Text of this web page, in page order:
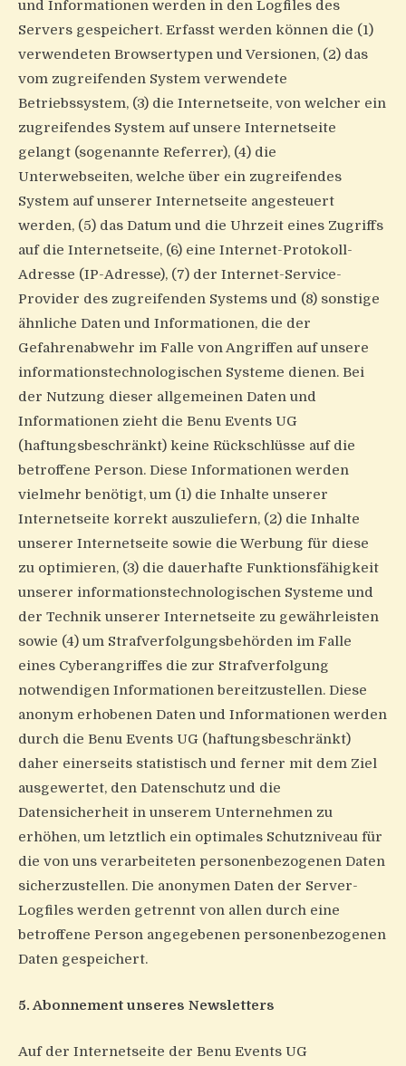
und Informationen werden in den Logfiles des
Servers gespeichert. Erfasst werden können die (1)
verwendeten Browsertypen und Versionen, (2) das
vom zugreifenden System verwendete
Betriebssystem, (3) die Internetseite, von welcher ein
zugreifendes System auf unsere Internetseite
gelangt (sogenannte Referrer), (4) die
Unterwebseiten, welche über ein zugreifendes
System auf unserer Internetseite angesteuert
werden, (5) das Datum und die Uhrzeit eines Zugriffs
auf die Internetseite, (6) eine Internet-Protokoll-
Adresse (IP-Adresse), (7) der Internet-Service-
Provider des zugreifenden Systems und (8) sonstige
ähnliche Daten und Informationen, die der
Gefahrenabwehr im Falle von Angriffen auf unsere
informationstechnologischen Systeme dienen. Bei
der Nutzung dieser allgemeinen Daten und
Informationen zieht die Benu Events UG
(haftungsbeschränkt) keine Rückschlüsse auf die
betroffene Person. Diese Informationen werden
vielmehr benötigt, um (1) die Inhalte unserer
Internetseite korrekt auszuliefern, (2) die Inhalte
unserer Internetseite sowie die Werbung für diese
zu optimieren, (3) die dauerhafte Funktionsfähigkeit
unserer informationstechnologischen Systeme und
der Technik unserer Internetseite zu gewährleisten
sowie (4) um Strafverfolgungsbehörden im Falle
eines Cyberangriffes die zur Strafverfolgung
notwendigen Informationen bereitzustellen. Diese
anonym erhobenen Daten und Informationen werden
durch die Benu Events UG (haftungsbeschränkt)
daher einerseits statistisch und ferner mit dem Ziel
ausgewertet, den Datenschutz und die
Datensicherheit in unserem Unternehmen zu
erhöhen, um letztlich ein optimales Schutzniveau für
die von uns verarbeiteten personenbezogenen Daten
sicherzustellen. Die anonymen Daten der Server-
Logfiles werden getrennt von allen durch eine
betroffene Person angegebenen personenbezogenen
Daten gespeichert.
5. Abonnement unseres Newsletters
Auf der Internetseite der Benu Events UG